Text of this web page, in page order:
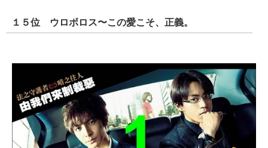
１５位 ウロボロス〜この愛こそ、正義。